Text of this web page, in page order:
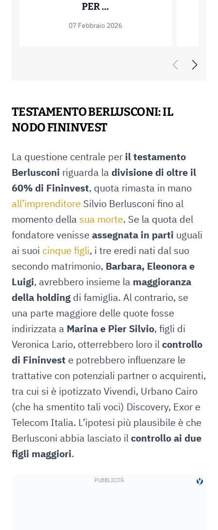
PER ...
07 Febbraio 2026
TESTAMENTO BERLUSCONI: IL
NODO FININVEST
La questione centrale per il testamento
Berlusconi riguarda la divisione di oltre il
60% di Fininvest, quota rimasta in mano
all’imprenditore Silvio Berlusconi fino al
momento della sua morte. Se la quota del
fondatore venisse assegnata in parti uguali
ai suoi cinque figli, i tre eredi nati dal suo
secondo matrimonio, Barbara, Eleonora e
Luigi, avrebbero insieme la maggioranza
della holding di famiglia. Al contrario, se
una parte maggiore delle quote fosse
indirizzata a Marina e Pier Silvio, figli di
Veronica Lario, otterrebbero loro ilcontrollo
di Fininvest e potrebbero influenzare le
trattative con potenziali partner o acquirenti,
tra cui si è ipotizzato Vivendi, Urbano Cairo
(che ha smentito tali voci) Discovery, Exor e
Telecom Italia. L’ipotesi più plausibile è che
Berlusconi abbia lasciato ilcontrollo ai due
figli maggiori.